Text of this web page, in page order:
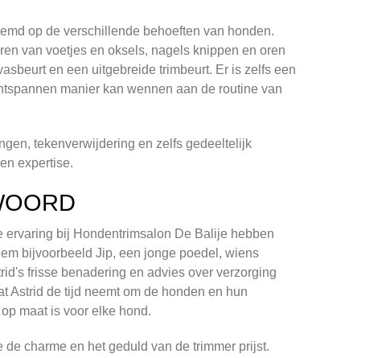
op de verschillende behoeften van honden.
van voetjes en oksels, nagels knippen en oren
en een uitgebreide trimbeurt. Er is zelfs een
manier kan wennen aan de routine van
tekenverwijdering en zelfs gedeeltelijk
expertise.
bij Hondentrimsalon De Balije hebben
bijvoorbeeld Jip, een jonge poedel, wiens
frisse benadering en advies over verzorging
Astrid de tijd neemt om de honden en hun
maat is voor elke hond.
charme en het geduld van de trimmer prijst.